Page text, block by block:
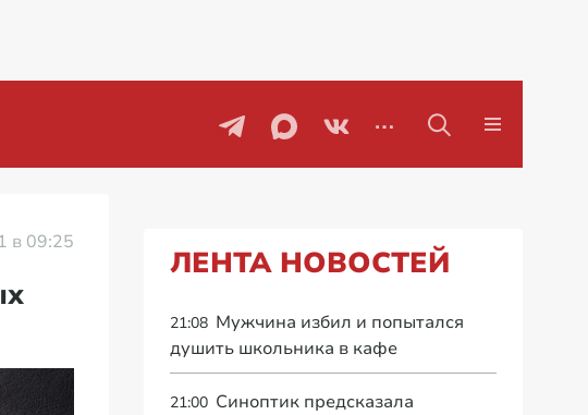
операция на Украине: мирные переговоры
в 09:25
ЛЕНТА НОВОСТЕЙ
21:08 Мужчина избил и попытался
душить школьника в кафе
21:00 Синоптик предсказала